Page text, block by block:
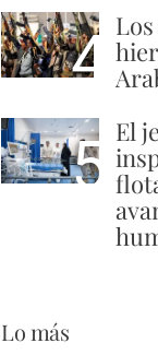
4
5 El
Lo más